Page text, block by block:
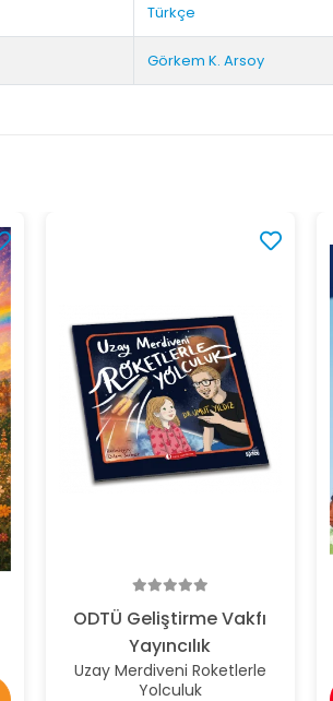
Türkçe
Görkem K. Arsoy
ODTÜ Geliştirme Vakfı
Yayıncılık
Uzay Merdiveni Roketlerle
Yolculuk